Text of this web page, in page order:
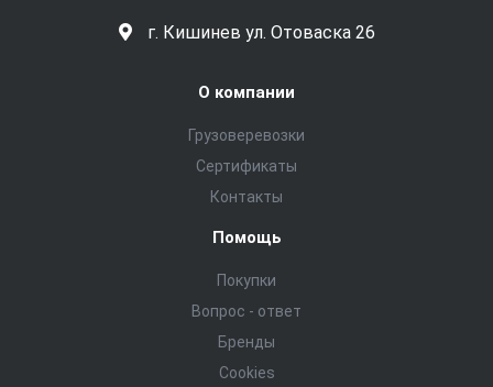
г. Кишинев ул. Отоваска 26
О компании
Грузоверевозки
Сертификаты
Контакты
Помощь
Покупки
Вопрос - ответ
Бренды
Cookies